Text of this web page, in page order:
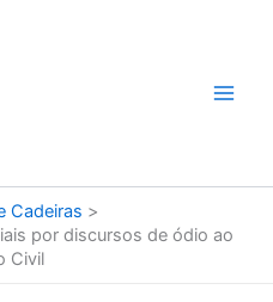
Cadeiras
por discursos de ódio ao
Civil